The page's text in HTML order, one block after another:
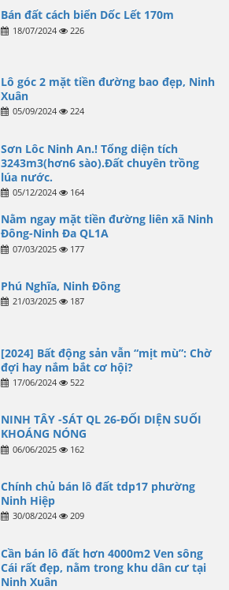
Bán đất cách biển Dốc Lết 170m
18/07/2024 226
Lô góc 2 mặt tiền đường bao đẹp, Ninh
Xuân
05/09/2024 224
Sơn Lôc Ninh An.! Tổng diện tích
3243m3(hơn6 sào).Đất chuyên trồng
lúa nước.
05/12/2024 164
Nằm ngay mặt tiền đường liên xã Ninh
Đông-Ninh Đa QL1A
07/03/2025 177
Phú Nghĩa, Ninh Đông
21/03/2025 187
[2024] Bất động sản vẫn “mịt mù”: Chờ
đợi hay nắm bắt cơ hội?
17/06/2024 522
NINH TÂY -SÁT QL 26-ĐỐI DIỆN SUỐI
KHOÁNG NÓNG
06/06/2025 162
Chính chủ bán lô đất tdp17 phường
Ninh Hiệp
30/08/2024 209
Cần bán lô đất hơn 4000m2 Ven sông
Cái rất đẹp, nằm trong khu dân cư tại
Ninh Xuân